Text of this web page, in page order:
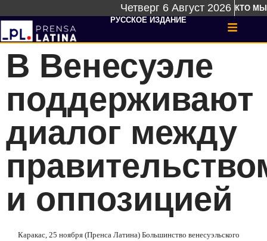
Четверг 6 Август 2026 КТО МЫ
РУССКОЕ ИЗДАНИЕ
В Венесуэле
поддерживают
диалог между
и оппозицией
Каракас, 25 ноября (Пренса Латина) Большинство венесуэльского